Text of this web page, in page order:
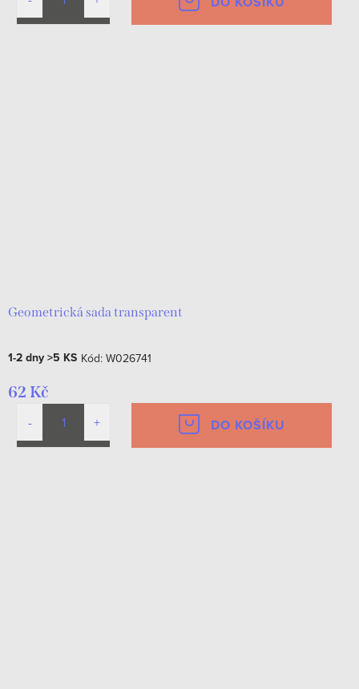
Geometrická sada transparent
1-2 dny>5 KS Kód: W026741
62 Kč
DO KOŠÍKU